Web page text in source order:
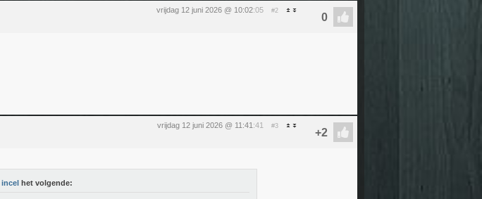
vrijdag 12 juni 2026 @ 10:02:05 #2
vrijdag 12 juni 2026 @ 11:41 :41 #3
incel het volgende: